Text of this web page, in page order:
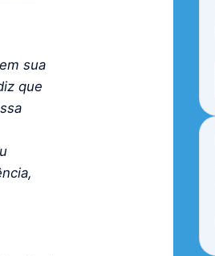
sua
que